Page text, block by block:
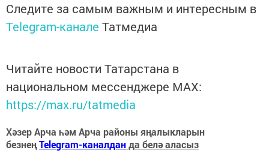
Следите за самым важным и интересным в
Telegram-канале Татмедиа
Читайте новости Татарстана в
национальном мессенджере MАХ:
https://max.ru/tatmedia
Хәзер Арча һәм Арча районы яңалыкларын
безнеңTelegram-каналданда белә аласыз